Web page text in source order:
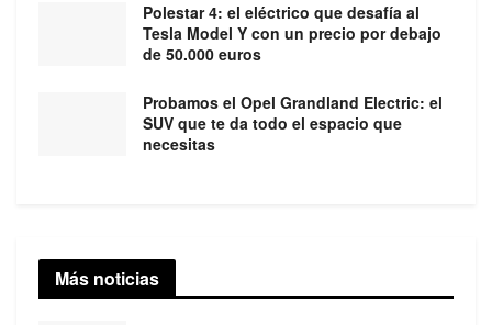
Polestar 4: el eléctrico que desafía al
Tesla Model Y con un precio por debajo
de 50.000 euros
Probamos el Opel Grandland Electric: el
SUV que te da todo el espacio que
necesitas
Más noticias